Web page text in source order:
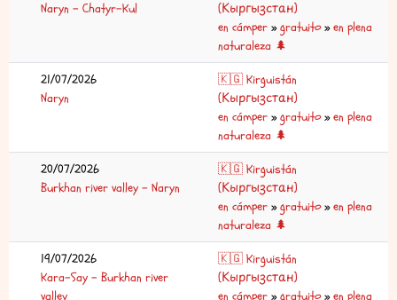
Naryn – Chatyr-Kul
(Кыргызстан)
en cámper »gratuito»en plena
naturaleza 🌲
21/07/2026
Naryn
🇰🇬 Kirguistán
(Кыргызстан)
en cámper »gratuito»en plena
naturaleza 🌲
20/07/2026
Burkhan river valley – Naryn
🇰🇬 Kirguistán
(Кыргызстан)
en cámper »gratuito»en plena
naturaleza 🌲
19/07/2026
Kara-Say – Burkhan river
valley
🇰🇬 Kirguistán
(Кыргызстан)
en cámper »gratuito»en plena